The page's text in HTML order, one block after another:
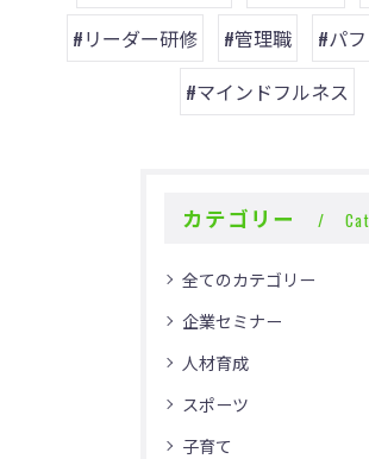
#リーダー研修
#管理職
#パ
#マインドフルネス
カテゴリー
全てのカテゴリー
企業セミナー
人材育成
スポーツ
子育て